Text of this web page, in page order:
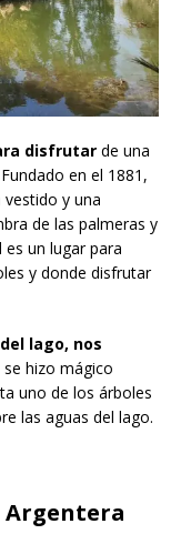
disfrutar de una
en el 1881,
y una
de las palmeras y
un lugar para
y donde disfrutar
lago, nos
hizo mágico
uno de los árboles
las aguas del lago.
Argentera